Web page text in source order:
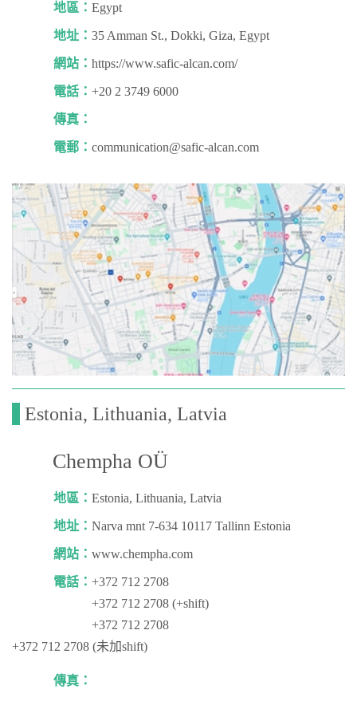
地區：Egypt
地址：35 Amman St., Dokki, Giza, Egypt
網站：https://www.safic-alcan.com/
電話：+20 2 3749 6000
傳真：
電郵：communication@safic-alcan.com
Estonia, Lithuania, Latvia
Chempha OÜ
地區：Estonia, Lithuania, Latvia
地址：Narva mnt 7-634 10117 Tallinn Estonia
網站：www.chempha.com
電話：+372 712 2708
+372 712 2708 (+shift)
+372 712 2708
+372 712 2708 (未加shift)
傳真：